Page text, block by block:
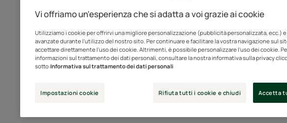
Trattamento di
Principi attivi
Flacone con erogatore
Vi offriamo un'esperienza che si adatta a voi grazie ai cookie
Utilizziamo i cookie per offrirvi una migliore personalizzazione (pubblicità personalizzata, ecc.)
avanzate durante l'utilizzo del nostro sito. Per continuare e facilitare la vostra navigazione sul
accettare direttamente l'uso dei cookie. Altrimenti, è possibile personalizzare l'uso dei cookie.
informazioni sul trattamento dei dati personali, consultare la nostra informativa sulla privacy
sotto:Informativa sul trattamento dei dati personali
Impostazioni cookie Rifiuta tutti i cookie e chiudi Accetta